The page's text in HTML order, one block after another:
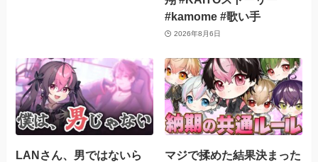
#kamome #歌い手
2026年8月6日
LANさん、男ではないら
マジで揉めた結果決まった